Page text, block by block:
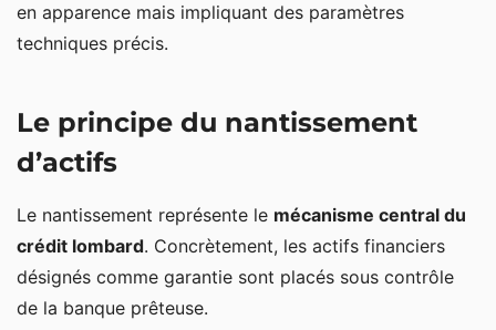
en apparence mais impliquant des paramètres
techniques précis.
Le principe du nantissement
d’actifs
Le nantissement représente le mécanisme central du
crédit lombard. Concrètement, les actifs financiers
désignés comme garantie sont placés sous contrôle
de la banque prêteuse.